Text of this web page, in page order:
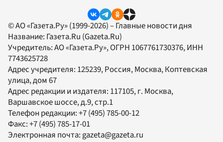
© АО «Газета.Ру» (1999-2026) – Главные новости дня
Название: Газета.Ru (Gazeta.Ru)
Учредитель:АО «Газета.Ру», ОГРН 1067761730376, ИНН
7743625728
Адрес учредителя: 125239, Россия, Москва, Коптевская
улица, дом 67
Адрес редакции и издателя: 117105, г. Москва,
Варшавское шоссе, д.9, стр.1
Телефон редакции:+7 (495) 785-00-12
Факс:+7 (495) 785-17-01
Электронная почта:gazeta@gazeta.ru